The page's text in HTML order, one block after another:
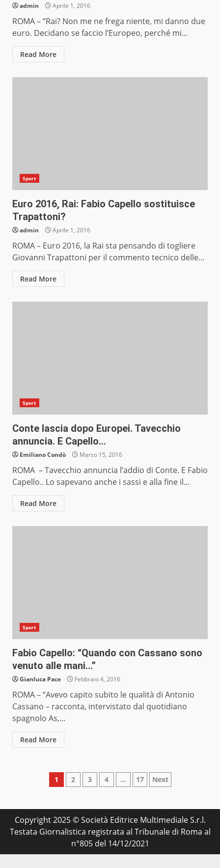
admin Aprile 1, 2016
ROMA – “Rai? Non me ne frega niente, mi danno due
euro. Decidano se faccio l’Europeo, perché mi...
Read More
Sport
Euro 2016, Rai: Fabio Capello sostituisce
Trapattoni?
admin Aprile 1, 2016
ROMA – Euro 2016, la Rai sta pensando di togliere
Giovanni Trapattoni per il commento tecnico delle...
Read More
Sport
Conte lascia dopo Europei. Tavecchio
annuncia. E Capello…
Emiliano Condò Marzo 15, 2016
ROMA – Tavecchio annuncia l’addio di Conte. E Fabio
Capello.. Lo sapevano anche i sassi e alla fine il...
Read More
Sport
Fabio Capello: “Quando con Cassano sono
venuto alle mani…”
Gianluca Pace Febbraio 4, 2016
ROMA – “Avevo capito subito le qualità di Antonio
Cassano – racconta, intervistato dal quotidiano
spagnolo As,...
Read More
Paginazione
articoli
1 2 3 4 … 17 Next
Copyright 2025 © Società Editrice Multimediale S.r.l.
Testata Giornalistica registrata al Tribunale di Roma al
n°805 del 14/12/2021